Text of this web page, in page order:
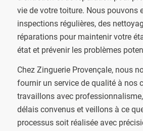
vie de votre toiture. Nous pouvons
inspections régulières, des
réparations pour maintenir votre
état et prévenir les problèmes
Chez Zinguerie Provençale, nous
fournir un service de qualité à nos
travaillons avec
délais convenus et veillons à ce
processus soit réalisée avec